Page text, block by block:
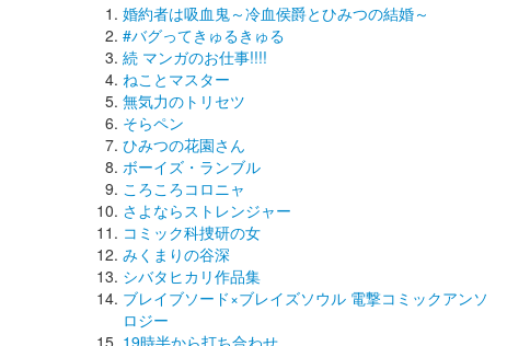
婚約者は吸血鬼～冷血侯爵とひみつの結婚～
#バグってきゅるきゅる
続 マンガのお仕事!!!!
ねことマスター
無気力のトリセツ
そらペン
ひみつの花園さん
ボーイズ・ランブル
ころころコロニャ
さよならストレンジャー
コミック科捜研の女
みくまりの谷深
シバタヒカリ作品集
ブレイブソード×ブレイズソウル 電撃コミックアンソ
ロジー
19時半から打ち合わせ